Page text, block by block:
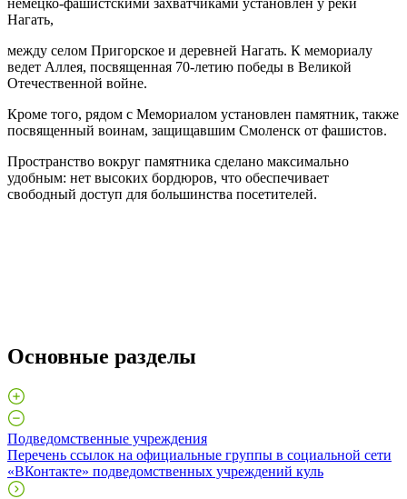
Нагать,
между селом Пригорское и деревней Нагать. К мемориалу
ведет Аллея, посвященная 70-летию победы в Великой
Отечественной войне.
Кроме того, рядом с Мемориалом установлен памятник, также
посвященный воинам, защищавшим Смоленск от фашистов.
Пространство вокруг памятника сделано максимально
удобным: нет высоких бордюров, что обеспечивает
свободный доступ для большинства посетителей.
Основные разделы
Подведомственные учреждения
Перечень ссылок на официальные группы в социальной сети
«ВКонтакте» подведомственных учреждений куль